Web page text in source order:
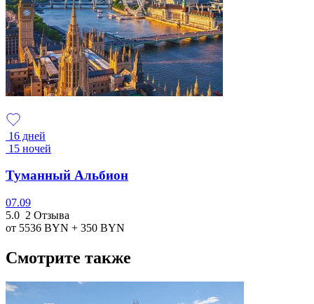
16 дней
15 ночей
Туманный Альбион
07.09
5.0 2 Отзыва
от 5536 BYN + 350 BYN
Смотрите также